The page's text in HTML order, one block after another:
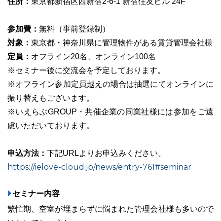
03-6689-1791
参加費： 無料（事前登録制）
対象： 東京都・神奈川県に管理物件がある賃貸管理会社様
定員： オフライン20名、オンライン100名
※セミナー後に交流会を予定しております。
※オフライン参加定員越えの場合は抽選にてオンラインに
振り替えもございます。
※いえらぶGROUP・共催企業の同業社様には参加をご遠
慮いただいております。
申込方法： 下記URLよりお申込みください。
https://ielove-cloud.jp/news/entry-761#seminar
セミナー内容
繁忙期、空室が埋まらずに悩まれた管理会社様も多いので